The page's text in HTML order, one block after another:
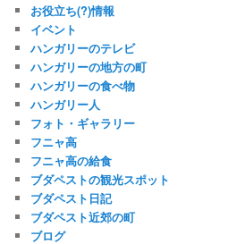
お役立ち(?)情報
イベント
ハンガリーのテレビ
ハンガリーの地方の町
ハンガリーの食べ物
ハンガリー人
フォト・ギャラリー
フニャ高
フニャ高の給食
ブダペストの観光スポット
ブダペスト日記
ブダペスト近郊の町
ブログ